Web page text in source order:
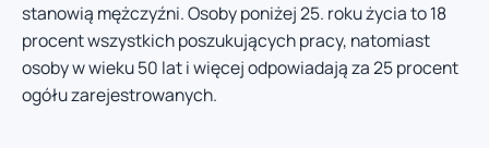
stanowią mężczyźni. Osoby poniżej 25. roku życia to 18
procent wszystkich poszukujących pracy, natomiast
osoby w wieku 50 lat i więcej odpowiadają za 25 procent
ogółu zarejestrowanych.